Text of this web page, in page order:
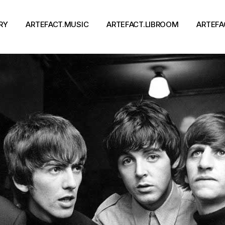
ARTEFACT.MUSIC
Концерти
ARTEFACT.LIBROOM
Книги
Письменники
Події